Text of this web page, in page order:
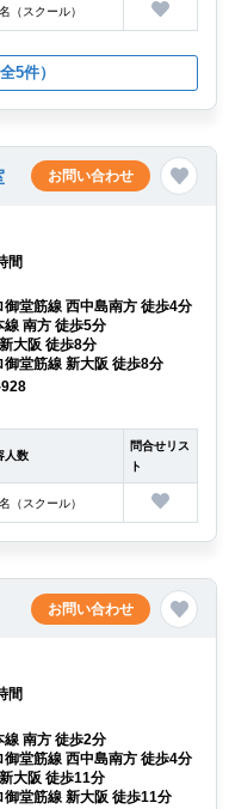
名（スクール）
全5件）
お問い合わせ
間
御堂筋線 西中島南方 徒歩4分
線 南方 徒歩5分
大阪 徒歩8分
御堂筋線 新大阪 徒歩8分
人数
問合せリス
ト
名（スクール）
お問い合わせ
間
線 南方 徒歩2分
御堂筋線 西中島南方 徒歩4分
大阪 徒歩11分
御堂筋線 新大阪 徒歩11分